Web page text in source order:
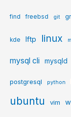
find freebsd git
kde lftp linux
mysql cli mysqld
postgresql python
ubuntu vim